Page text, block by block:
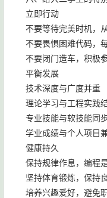
立即行动
不要等待完美时机，
不要畏惧困难代码，
不要闭门造车，积极
平衡发展
技术深度与广度并重
理论学习与工程实践
专业技能与软技能同
学业成绩与个人项目
健康持久
保持规律作息，编程
坚持体育锻炼，保持
培养兴趣爱好，避免